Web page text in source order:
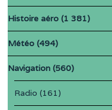
Histoire aéro (1 381)
Météo (494)
Navigation (560)
Radio (161)